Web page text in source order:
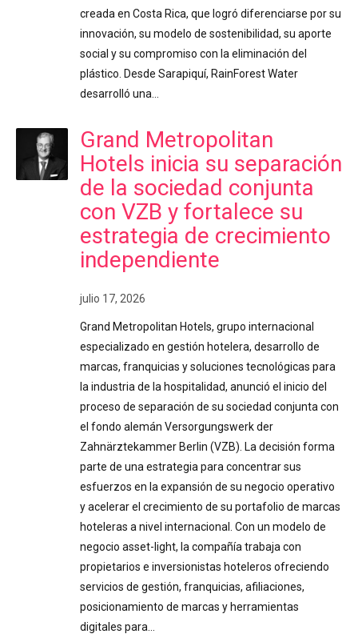
creada en Costa Rica, que logró diferenciarse por su
innovación, su modelo de sostenibilidad, su aporte
social y su compromiso con la eliminación del
plástico. Desde Sarapiquí, RainForest Water
desarrolló una…
Grand Metropolitan
Hotels inicia su separación
de la sociedad conjunta
con VZB y fortalece su
estrategia de crecimiento
independiente
julio 17, 2026
Grand Metropolitan Hotels, grupo internacional
especializado en gestión hotelera, desarrollo de
marcas, franquicias y soluciones tecnológicas para
la industria de la hospitalidad, anunció el inicio del
proceso de separación de su sociedad conjunta con
el fondo alemán Versorgungswerk der
Zahnärztekammer Berlin (VZB). La decisión forma
parte de una estrategia para concentrar sus
esfuerzos en la expansión de su negocio operativo
y acelerar el crecimiento de su portafolio de marcas
hoteleras a nivel internacional. Con un modelo de
negocio asset-light, la compañía trabaja con
propietarios e inversionistas hoteleros ofreciendo
servicios de gestión, franquicias, afiliaciones,
posicionamiento de marcas y herramientas
digitales para…